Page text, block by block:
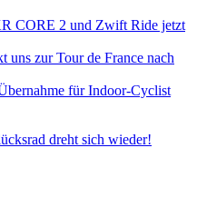
CORE 2 und Zwift Ride jetzt
zur Tour de France nach
für Indoor-Cyclist
dreht sich wieder!